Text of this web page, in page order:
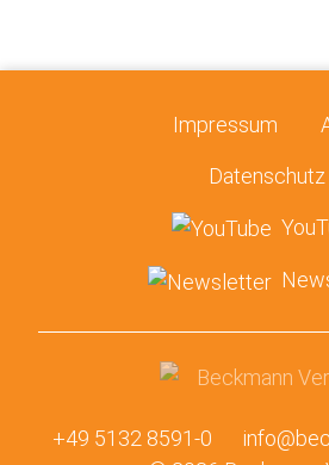
Impressum
Datenschutz
+49 5132 8591-0